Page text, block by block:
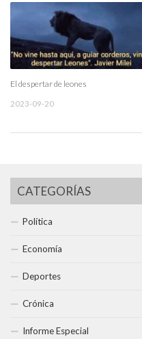
El despertar de leones
2023-09-20
CATEGORÍAS
Política
Economía
Deportes
Crónica
Informe Especial